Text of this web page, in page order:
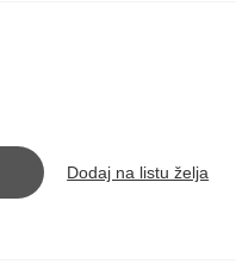
Dodaj na listu želja